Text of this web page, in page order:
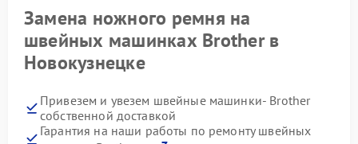
Замена ножного ремня на
швейных машинках Brother в
Новокузнецке
Привезем и увезем швейные машинки- Brother
собственной доставкой
Гарантия на наши работы по ремонту швейных